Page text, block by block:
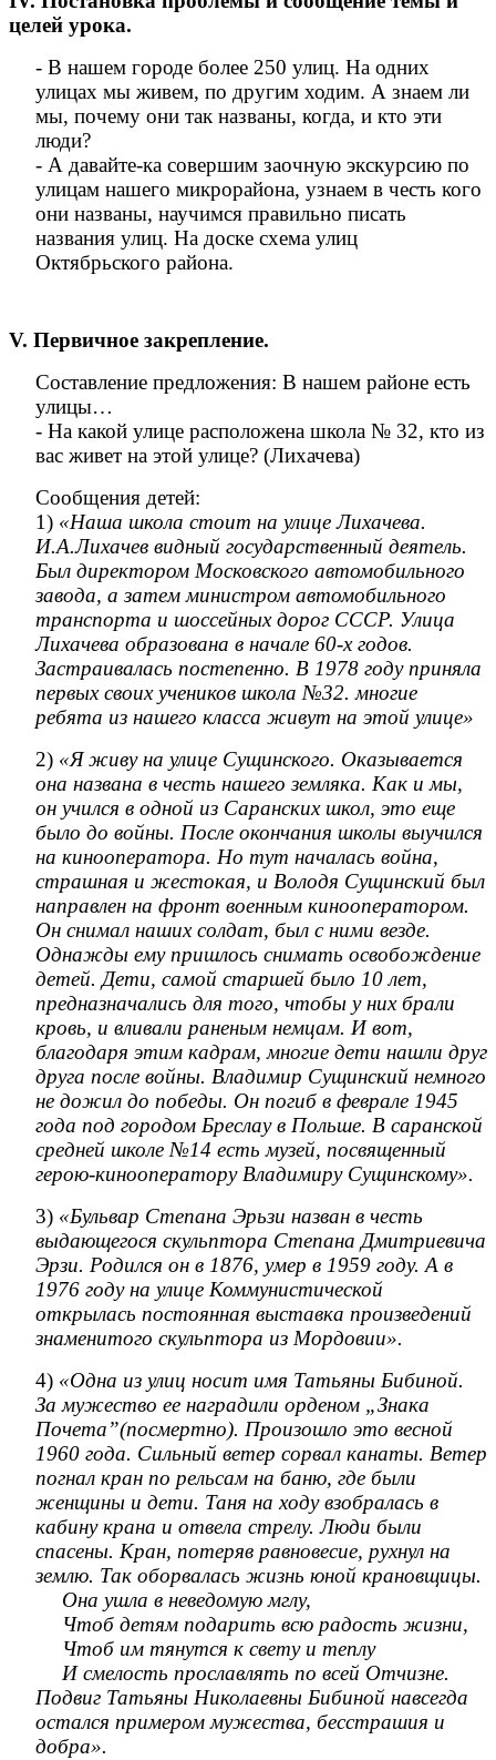
целей урока.
- В нашем городе более 250 улиц. На одних
улицах мы живем, по другим ходим. А знаем ли
мы, почему они так названы, когда, и кто эти
люди?
- А давайте-ка совершим заочную экскурсию по
улицам нашего микрорайона, узнаем в честь кого
они названы, научимся правильно писать
названия улиц. На доске схема улиц
Октябрьского района.
V. Первичное закрепление.
Составление предложения: В нашем районе есть
улицы…
- На какой улице расположена школа № 32, кто из
вас живет на этой улице? (Лихачева)
Сообщения детей:
1) «Наша школа стоит на улице Лихачева.
И.А.Лихачев видный государственный деятель.
Был директором Московского автомобильного
завода, а затем министром автомобильного
транспорта и шоссейных дорог СССР. Улица
Лихачева образована в начале 60-х годов.
Застраивалась постепенно. В 1978 году приняла
первых своих учеников школа №32. многие
ребята из нашего класса живут на этой улице»
2) «Я живу на улице Сущинского. Оказывается
она названа в честь нашего земляка. Как и мы,
он учился в одной из Саранских школ, это еще
было до войны. После окончания школы выучился
на кинооператора. Но тут началась война,
страшная и жестокая, и Володя Сущинский был
направлен на фронт военным кинооператором.
Он снимал наших солдат, был с ними везде.
Однажды ему пришлось снимать освобождение
детей. Дети, самой старшей было 10 лет,
предназначались для того, чтобы у них брали
кровь, и вливали раненым немцам. И вот,
благодаря этим кадрам, многие дети нашли друг
друга после войны. Владимир Сущинский немного
не дожил до победы. Он погиб в феврале 1945
года под городом Бреслау в Польше. В саранской
средней школе №14 есть музей, посвященный
герою-кинооператору Владимиру Сущинскому».
3) «Бульвар Степана Эрьзи назван в честь
выдающегося скульптора Степана Дмитриевича
Эрзи. Родился он в 1876, умер в 1959 году. А в
1976 году на улице Коммунистической
открылась постоянная выставка произведений
знаменитого скульптора из Мордовии».
4) «Одна из улиц носит имя Татьяны Бибиной.
За мужество ее наградили орденом „Знака
Почета”(посмертно). Произошло это весной
1960 года. Сильный ветер сорвал канаты. Ветер
погнал кран по рельсам на баню, где были
женщины и дети. Таня на ходу взобралась в
кабину крана и отвела стрелу. Люди были
спасены. Кран, потеряв равновесие, рухнул на
землю. Так оборвалась жизнь юной крановщицы.
Она ушла в неведомую мглу,
Чтоб детям подарить всю радость жизни,
Чтоб им тянутся к свету и теплу
И смелость прославлять по всей Отчизне.
Подвиг Татьяны Николаевны Бибиной навсегда
остался примером мужества, бесстрашия и
добра».